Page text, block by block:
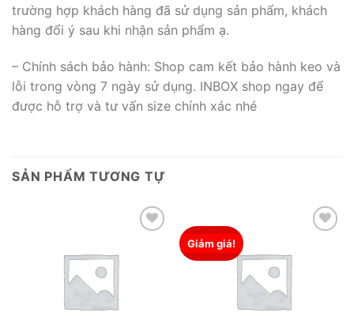
trường hợp khách hàng đã sử dụng sản phẩm, khách
hàng đổi ý sau khi nhận sản phẩm ạ.
– Chính sách bảo hành: Shop cam kết bảo hành keo và
lỗi trong vòng 7 ngày sử dụng. INBOX shop ngay để
được hỗ trợ và tư vấn size chính xác nhé
SẢN PHẨM TƯƠNG TỰ
Add to wishlist
Giảm giá!
Add to wishlist